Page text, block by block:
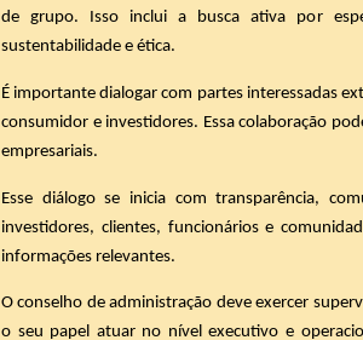
de grupo. Isso inclui a busca ativa por
sustentabilidade e ética.
É importante dialogar com partes interessadas
consumidor e investidores. Essa colaboração
empresariais.
Esse diálogo se inicia com transparência,
investidores, clientes, funcionários e
informações relevantes.
O conselho de administração deve exercer
o seu papel atuar no nível executivo e